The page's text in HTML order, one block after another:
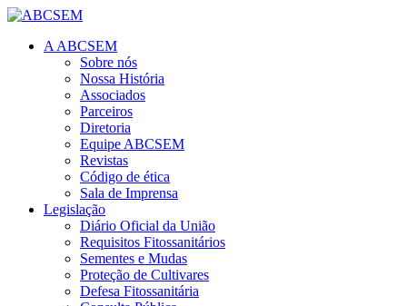
A ABCSEM
Sobre nós
Nossa História
Associados
Parceiros
Diretoria
Equipe ABCSEM
Revistas
Código de ética
Sala de Imprensa
Legislação
Diário Oficial da União
Requisitos Fitossanitários
Sementes e Mudas
Proteção de Cultivares
Defesa Fitossanitária